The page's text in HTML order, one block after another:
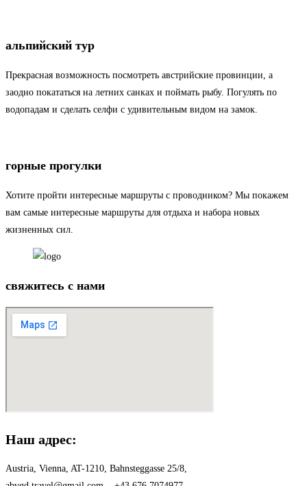
альпийский тур
Прекрасная возможность посмотреть австрийские провинции, а
заодно покататься на летних санках и поймать рыбу. Погулять по
водопадам и сделать селфи с удивительным видом на замок.
горные прогулки
Хотите пройти интересные маршруты с проводником? Мы покажем
вам самые интересные маршруты для отдыха и набора новых
жизненных сил.
свяжитесь с нами
Наш адрес:
Austria, Vienna, AT-1210, Bahnsteggasse 25/8,